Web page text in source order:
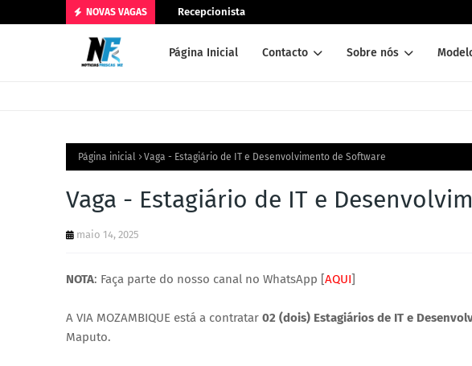
NOVAS VAGAS Recepcionista
Página Inicial Contacto Sobre nós
Página inicial Vaga - Estagiário de IT e Desenvolvimento de Software
Vaga - Estagiário de IT e
maio 14, 2025
NOTA: Faça parte do nosso canal no WhatsApp [AQUI]
A VIA MOZAMBIQUE está a contratar 02 (dois) Estagiários de IT e
Maputo.